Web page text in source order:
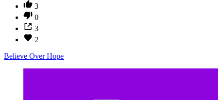
3
0
3
2
Believe Over Hope